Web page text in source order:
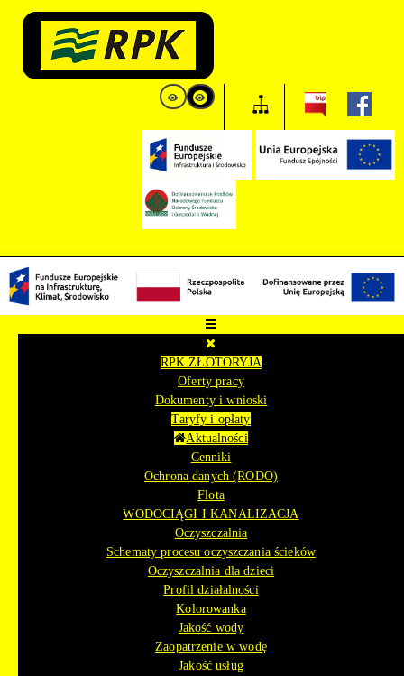
RPK ZŁOTORYJA
Oferty pracy
Dokumenty i wnioski
Taryfy i opłaty
Aktualności
Cenniki
Ochrona danych (RODO)
Flota
WODOCIĄGI I KANALIZACJA
Oczyszczalnia
Schematy procesu oczyszczania ścieków
Oczyszczalnia dla dzieci
Profil działalności
Kolorowanka
Jakość wody
Zaopatrzenie w wodę
Jakość usług